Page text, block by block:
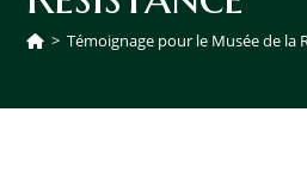
> Témoignage pour le Musée de la